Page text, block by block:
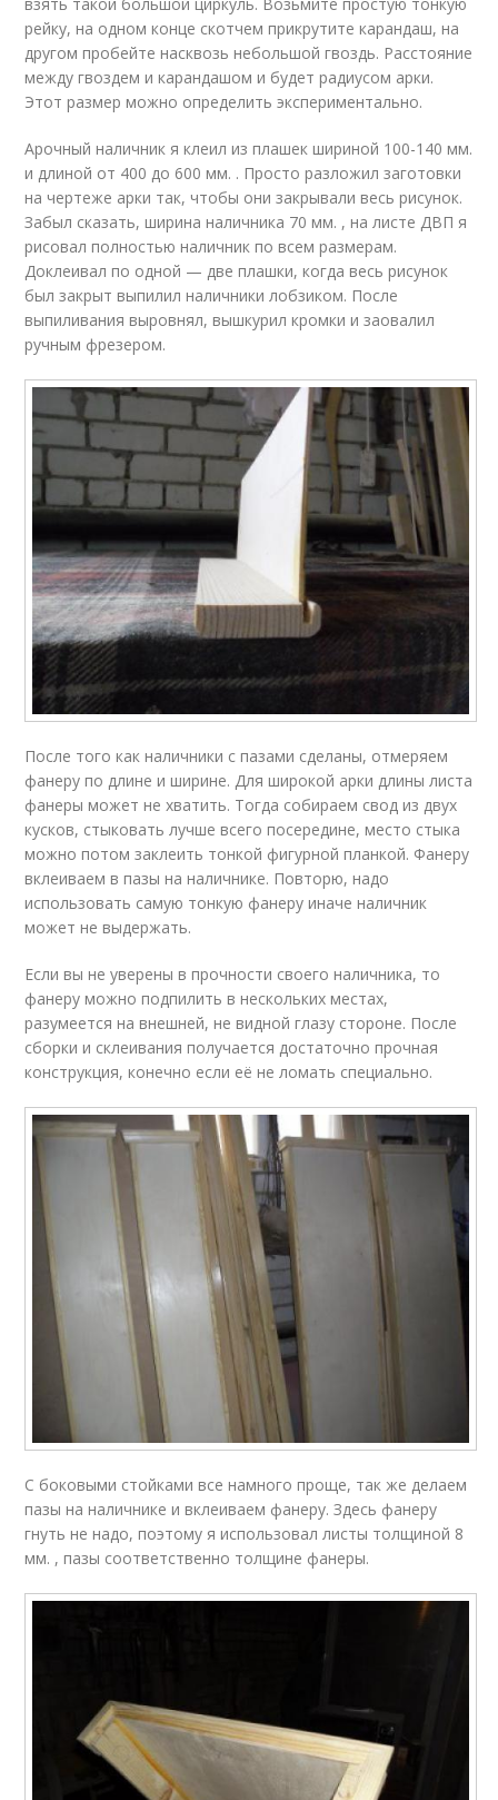
рейку, на одном конце скотчем прикрутите карандаш, на
другом пробейте насквозь небольшой гвоздь. Расстояние
между гвоздем и карандашом и будет радиусом арки.
Этот размер можно определить экспериментально.
Арочный наличник я клеил из плашек шириной 100-140 мм.
и длиной от 400 до 600 мм. . Просто разложил заготовки
на чертеже арки так, чтобы они закрывали весь рисунок.
Забыл сказать, ширина наличника 70 мм. , на листе ДВП я
рисовал полностью наличник по всем размерам.
Доклеивал по одной — две плашки, когда весь рисунок
был закрыт выпилил наличники лобзиком. После
выпиливания выровнял, вышкурил кромки и заовалил
ручным фрезером.
После того как наличники с пазами сделаны, отмеряем
фанеру по длине и ширине. Для широкой арки длины листа
фанеры может не хватить. Тогда собираем свод из двух
кусков, стыковать лучше всего посередине, место стыка
можно потом заклеить тонкой фигурной планкой. Фанеру
вклеиваем в пазы на наличнике. Повторю, надо
использовать самую тонкую фанеру иначе наличник
может не выдержать.
Если вы не уверены в прочности своего наличника, то
фанеру можно подпилить в нескольких местах,
разумеется на внешней, не видной глазу стороне. После
сборки и склеивания получается достаточно прочная
конструкция, конечно если её не ломать специально.
С боковыми стойками все намного проще, так же делаем
пазы на наличнике и вклеиваем фанеру. Здесь фанеру
гнуть не надо, поэтому я использовал листы толщиной 8
мм. , пазы соответственно толщине фанеры.